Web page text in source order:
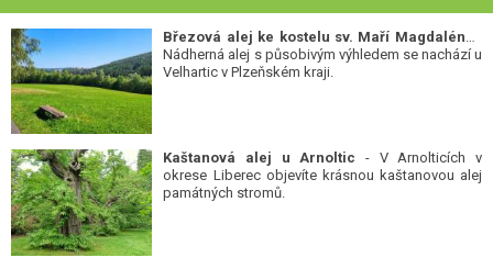
Nádherná alej s působivým výhledem se nachází u
Velhartic v Plzeňském kraji.
Kaštanová alej u Arnoltic - V Arnolticích v
okrese Liberec objevíte krásnou kaštanovou alej
památných stromů.